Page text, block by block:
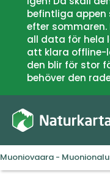
befintliga appen
efter
all data för hela
att klara offline-
den blir för stor
behöver den
Muoniovaara -